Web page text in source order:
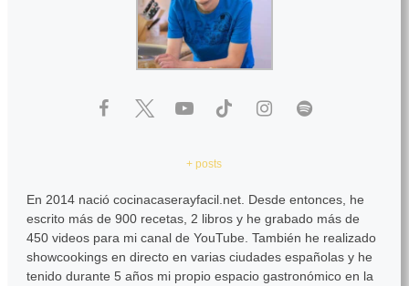
+ posts
En 2014 nació cocinacaserayfacil.net. Desde entonces, he
escrito más de 900 recetas, 2 libros y he grabado más de
450 videos para mi canal de YouTube. También he realizado
showcookings en directo en varias ciudades españolas y he
tenido durante 5 años mi propio espacio gastronómico en la